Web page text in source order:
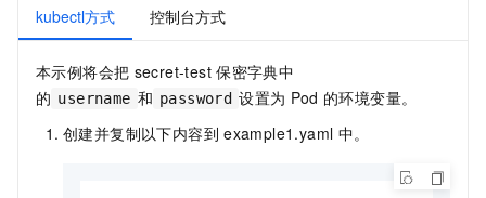
kubectl方式 控制台方式
本示例将会把 secret-test 保密字典中
的 username 和 password 设置为 Pod 的环境变量。
创建并复制以下内容到 example1.yaml 中。